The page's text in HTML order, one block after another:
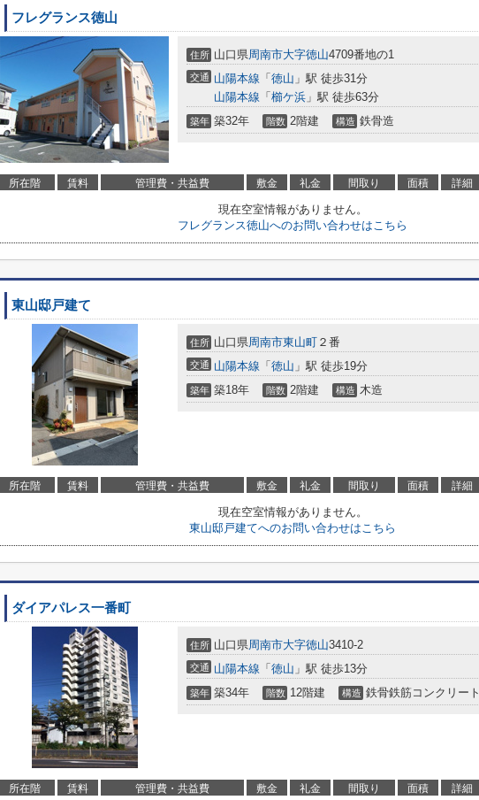
フレグランス徳山
住所 山口県周南市大字徳山4709番地の1
交通 山陽本線 「 徳山 」駅 徒歩31分
山陽本線 「 櫛ケ浜 」駅 徒歩63分
築年 築32年 階数 2階建 構造 鉄骨造
所在階 賃料 管理費・共益費 敷金 礼金 間取り 面積 詳細
現在空室情報がありません。
フレグランス徳山へのお問い合わせはこちら
東山邸戸建て
住所 山口県周南市東山町 ２番
交通 山陽本線 「 徳山 」駅 徒歩19分
築年 築18年 階数 2階建 構造 木造
所在階 賃料 管理費・共益費 敷金 礼金 間取り 面積 詳細
現在空室情報がありません。
東山邸戸建てへのお問い合わせはこちら
ダイアパレス一番町
住所 山口県周南市大字徳山3410-2
交通 山陽本線 「 徳山 」駅 徒歩13分
築年 築34年 階数 12階建 構造 鉄骨鉄筋コンクリート
所在階 賃料 管理費・共益費 敷金 礼金 間取り 面積 詳細